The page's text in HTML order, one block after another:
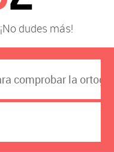
dudes más!